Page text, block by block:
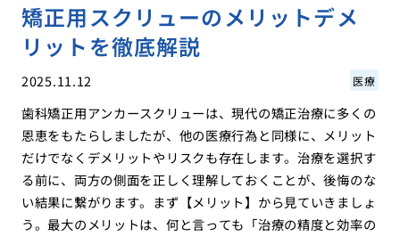
矯正用スクリューのメリットデメ
リットを徹底解説
2025.11.12 医療
歯科矯正用アンカースクリューは、現代の矯正治療に多くの
恩恵をもたらしましたが、他の医療行為と同様に、メリット
だけでなくデメリットやリスクも存在します。治療を選択す
る前に、両方の側面を正しく理解しておくことが、後悔のな
い結果に繋がります。まず【メリット】から見ていきましょ
う。最大のメリットは、何と言っても「治療の精度と効率の